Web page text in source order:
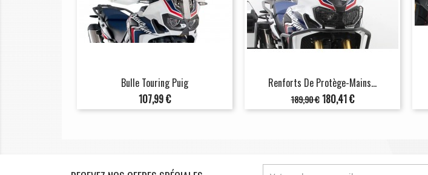
Bulle Touring Puig
Prix
107,99 €
Renforts De Protège-Mains...
Prix
de
189,90 € Prix
180,41 €